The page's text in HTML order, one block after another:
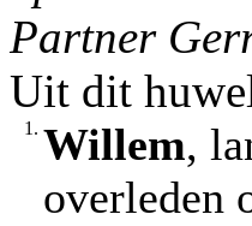
Partner
Uit dit
1. Willem,
overleden